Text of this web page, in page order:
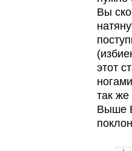
Вы
этот
так
Выше